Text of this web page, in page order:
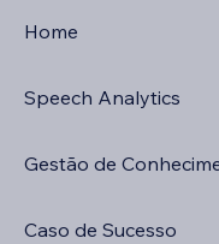
Home
Speech Analytics
Gestão de
Caso de Sucesso